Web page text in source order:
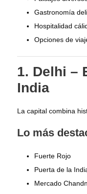
Gastronomía
Hospitalidad
Opciones de
1. Delhi –
India
La capital combina
Lo más
Fuerte Rojo
Puerta de la
Mercado